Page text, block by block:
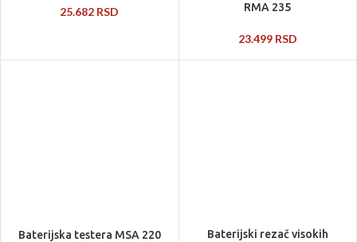
25.682 RSD
RMA 235
23.499 RSD
Baterijska testera MSA 220
Baterijski rezač visokih